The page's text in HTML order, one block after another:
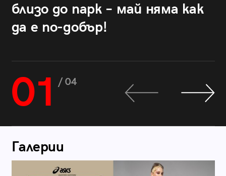
близо до парк – май няма как
да е по-добър!
01 / 04
Галерии